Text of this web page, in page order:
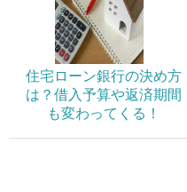
住宅ローン銀行の決め方
は？借入予算や返済期間
も変わってくる！